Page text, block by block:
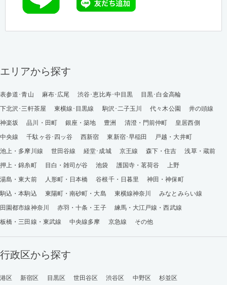
エリアから探す
表参道･青山 麻布･広尾 渋谷･恵比寿･中目黒
目黒･白金高輪
下北沢･三軒茶屋
東横線･目黒線 駒沢･二子玉川 代々木公園
井の頭線
神楽坂
品川・田町 銀座・築地 豊洲 清澄・門前仲町
皇居西側
中央線
千駄ヶ谷･四ッ谷 西新宿 東新宿･早稲田
戸越・大井町
池上・多摩川線
世田谷線 経堂･成城 京王線 森下・住吉
浅草・蔵前
押上・錦糸町
目白・雑司が谷 池袋 護国寺・茗荷谷
上野
湯島・東大前
人形町・日本橋 谷根千・日暮里
神田・神保町
駒込・本駒込
東陽町・南砂町・大島 東横線神奈川
みなとみらい線
田園都市線神奈川
赤羽・十条・王子
練馬・大江戸線・西武線
板橋・三田線・東武線
中央線多摩 京急線 その他
行政区から探す
港区 新宿区 目黒区 世田谷区 渋谷区 中野区 杉並区